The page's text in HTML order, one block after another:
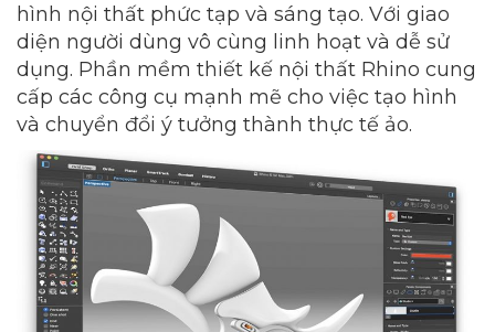
hình nội thất phức tạp và sáng tạo. Với giao
diện người dùng vô cùng linh hoạt và dễ sử
dụng. Phần mềm thiết kế nội thất Rhino cung
cấp các công cụ mạnh mẽ cho việc tạo hình
và chuyển đổi ý tưởng thành thực tế ảo.